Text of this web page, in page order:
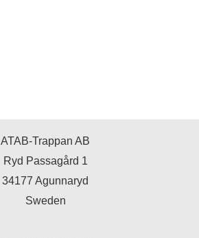
ATAB-Trappan AB
Ryd Passagård 1
34177 Agunnaryd
Sweden